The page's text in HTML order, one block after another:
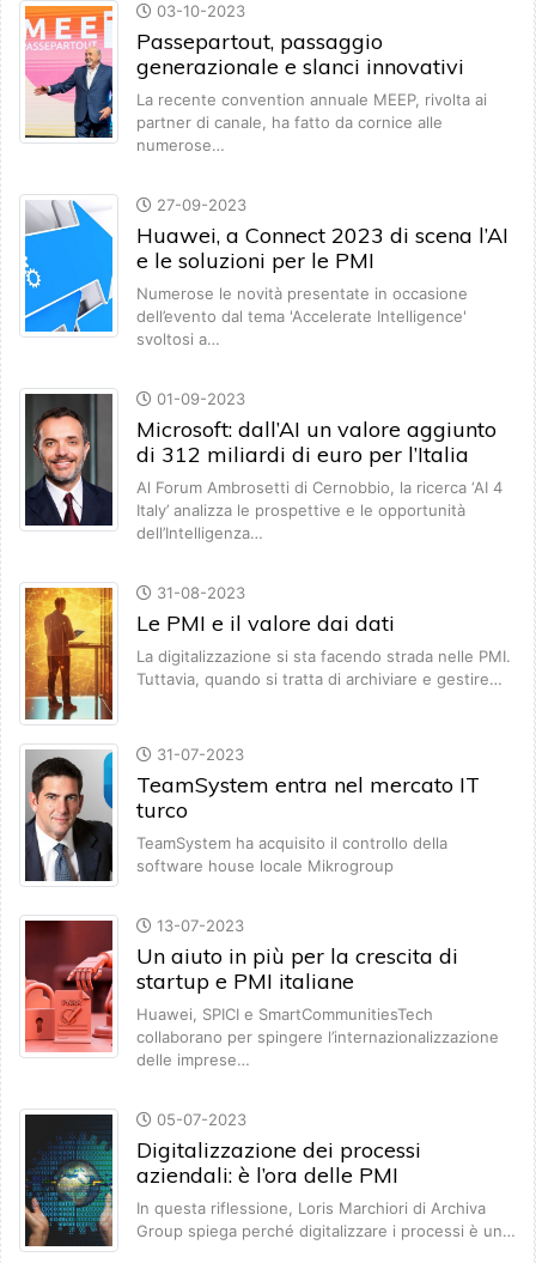
03-10-2023
Passepartout, passaggio
generazionale e slanci innovativi
La recente convention annuale MEEP, rivolta ai
partner di canale, ha fatto da cornice alle
numerose…
27-09-2023
Huawei, a Connect 2023 di scena l’AI
e le soluzioni per le PMI
Numerose le novità presentate in occasione
dell’evento dal tema 'Accelerate Intelligence'
svoltosi a…
01-09-2023
Microsoft: dall’AI un valore aggiunto
di 312 miliardi di euro per l’Italia
Al Forum Ambrosetti di Cernobbio, la ricerca ‘AI 4
Italy’ analizza le prospettive e le opportunità
dell’Intelligenza…
31-08-2023
Le PMI e il valore dai dati
La digitalizzazione si sta facendo strada nelle PMI.
Tuttavia, quando si tratta di archiviare e gestire…
31-07-2023
TeamSystem entra nel mercato IT
turco
TeamSystem ha acquisito il controllo della
software house locale Mikrogroup
13-07-2023
Un aiuto in più per la crescita di
startup e PMI italiane
Huawei, SPICI e SmartCommunitiesTech
collaborano per spingere l’internazionalizzazione
delle imprese…
05-07-2023
Digitalizzazione dei processi
aziendali: è l’ora delle PMI
In questa riflessione, Loris Marchiori di Archiva
Group spiega perché digitalizzare i processi è un…